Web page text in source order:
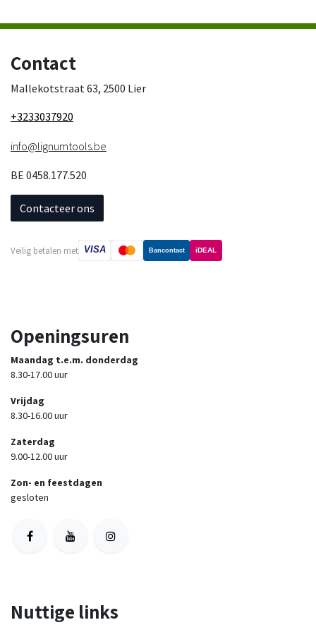
Contact
Mallekotstraat 63, 2500 Lier
+3233037920
info@lignumtools.be
BE 0458.177.520
Contacteer ons
Veilig betalen met VISA Bancontact iDEAL
Openingsuren
Maandag t.e.m. donderdag
8.30-17.00 uur
Vrijdag
8.30-16.00 uur
Zaterdag
9.00-12.00 uur
Zon- en feestdagen
gesloten
Nuttige links